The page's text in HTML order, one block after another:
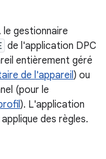
le gestionnaire
de l'application DPC
entièrement géré
de l'appareil) ou
(pour le
). L'application
des règles.